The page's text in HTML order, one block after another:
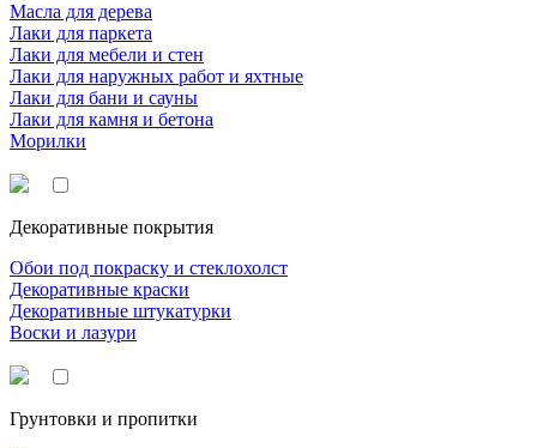
Масла для дерева
Лаки для паркета
Лаки для мебели и стен
Лаки для наружных работ и яхтные
Лаки для бани и сауны
Лаки для камня и бетона
Морилки
Декоративные покрытия
Обои под покраску и стеклохолст
Декоративные краски
Декоративные штукатурки
Воски и лазури
Грунтовки и пропитки